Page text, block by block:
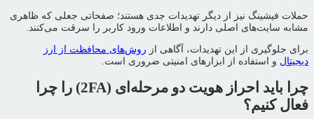
حملات فیشینگ نیز از دیگر تهدیدات جدی هستند؛ صفحاتی جعلی که ظاهری
مشابه سایت‌های اصلی دارند و اطلاعات ورود کاربر را سرقت می‌کنند.
برای جلوگیری از این تهدیدات، آگاهی از روش‌های محافظت از ارز
دیجیتال و استفاده از ابزارهای امنیتی ضروری است.
چرا باید احراز هویت دو مرحله‌ای (2FA) را چرا
فعال کنیم؟